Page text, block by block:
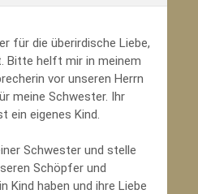
für die überirdische Liebe,
Bitte helft mir in meinem
vor unseren Herrn
meine Schwester. Ihr
ein eigenes Kind.
Schwester und stelle
Schöpfer und
Kind haben und ihre Liebe